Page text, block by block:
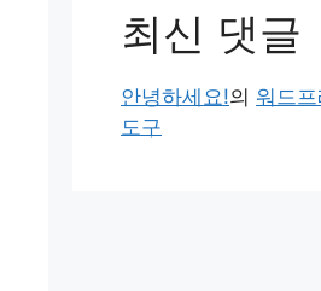
최신 댓글
안녕하세요!의 워드
도구